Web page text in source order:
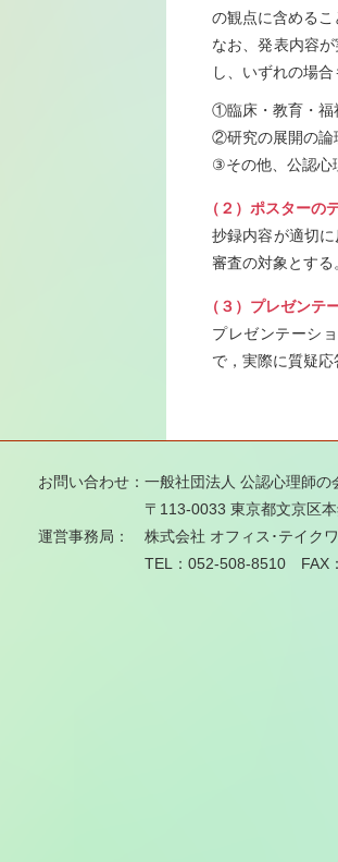
の観点に含める
なお、発表内容
し、いずれの場
①臨床・教育・福
②研究の展開の論
③その他、公認心
（２）ポスターの
抄録内容が適切
審査の対象とする
（３）プレゼンテ
プレゼンテーシ
で，実際に質疑
お問い合わせ： 一般社団法人 公認心理師の
〒113-0033 東京都文京区
運営事務局：
株式会社 オフィス･テイク
TEL：052-508-8510